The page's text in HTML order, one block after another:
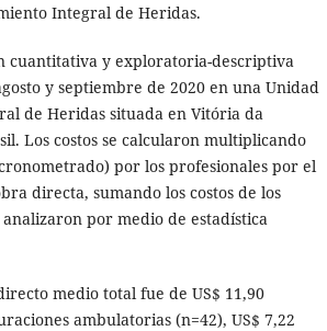
Integral de Heridas.
cuantitativa y exploratoria-descriptiva
y septiembre de 2020 en una Unidad
de Heridas situada en Vitória da
Los costos se calcularon multiplicando
por los profesionales por el
directa, sumando los costos de los
analizaron por medio de estadística
medio total fue de US$ 11,90
ambulatorias (n=42), US$ 7,22